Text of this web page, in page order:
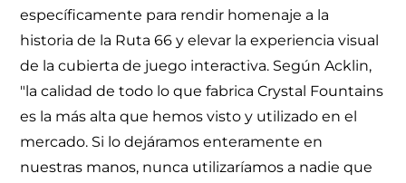
específicamente para rendir homenaje a la
historia de la Ruta 66 y elevar la experiencia visual
de la cubierta de juego interactiva. Según Acklin,
"la calidad de todo lo que fabrica Crystal Fountains
es la más alta que hemos visto y utilizado en el
mercado. Si lo dejáramos enteramente en
nuestras manos, nunca utilizaríamos a nadie que